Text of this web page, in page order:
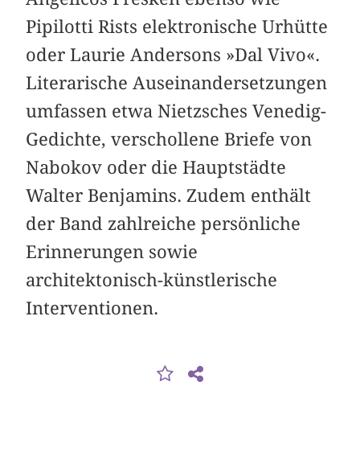
Pipilotti Rists elektronische Urhütte
oder Laurie Andersons »Dal Vivo«.
Literarische Auseinandersetzungen
umfassen etwa Nietzsches Venedig-
Gedichte, verschollene Briefe von
Nabokov oder die Hauptstädte
Walter Benjamins. Zudem enthält
der Band zahlreiche persönliche
Erinnerungen sowie
architektonisch-künstlerische
Interventionen.